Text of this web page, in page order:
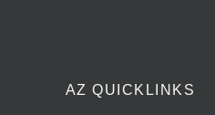
AZ QUICKLINKS